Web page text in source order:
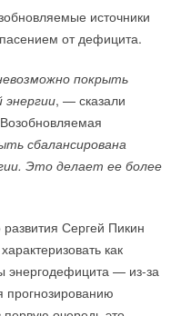
источники
от дефицита.
покрыть
энергии, — сказали
сбалансирована
Это делает ее более
Сергей Пикин
как
энергодефицита — из-за
прогнозированию
Уведомления отключены